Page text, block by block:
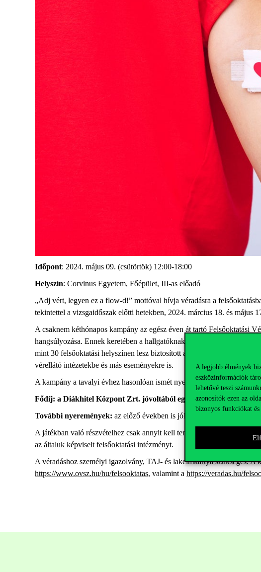
A legjobb élmények
eszközinformációk
lehetővé teszi
azonosítók ezen az
bizonyos funkciókat és
Időpont: 2024. május 09. (csütörtök) 12:00-18:00
Helyszín: Corvinus Egyetem, Főépület, III-as előadó
„Adj vért, legyen ez a flow-d!” mottóval hívja véradásra a
tekintettel a vizsgaidőszak előtti hetekben, 2024. március 18. és május
A csaknem kéthónapos kampány az egész éven át tartó Felsőoktatási
hangsúlyozása. Ennek keretében a hallgatóknak lehetőségük lesz arra,
mint 30 felsőoktatási helyszínen lesz biztosított az intézményi
vérellátó intézetekbe és más eseményekre is.
A kampány a tavalyi évhez hasonlóan ismét nyereményjátékkal zárul,
Fődíj: a Diákhitel Központ Zrt. jóvoltából egy Macbook
További nyeremények: az előző években is jól megszokott
A játékban való részvételhez csak annyit kell tennie a véradóknak,
az általuk képviselt felsőoktatási intézményt.
A véradáshoz személyi igazolvány, TAJ- és lakcímkártya szükséges.
https://www.ovsz.hu/hu/felsooktatas, valamint a https://veradas.hu/